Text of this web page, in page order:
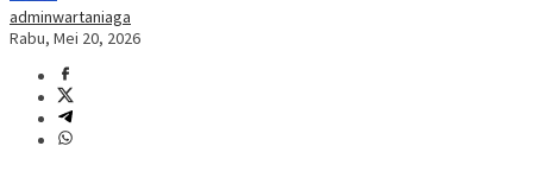
adminwartaniaga
Rabu, Mei 20, 2026